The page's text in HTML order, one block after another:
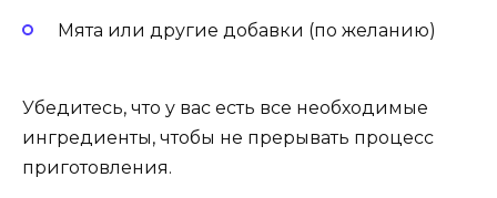
Мята или другие добавки (по желанию)
Убедитесь, что у вас есть все необходимые
ингредиенты, чтобы не прерывать процесс
приготовления.